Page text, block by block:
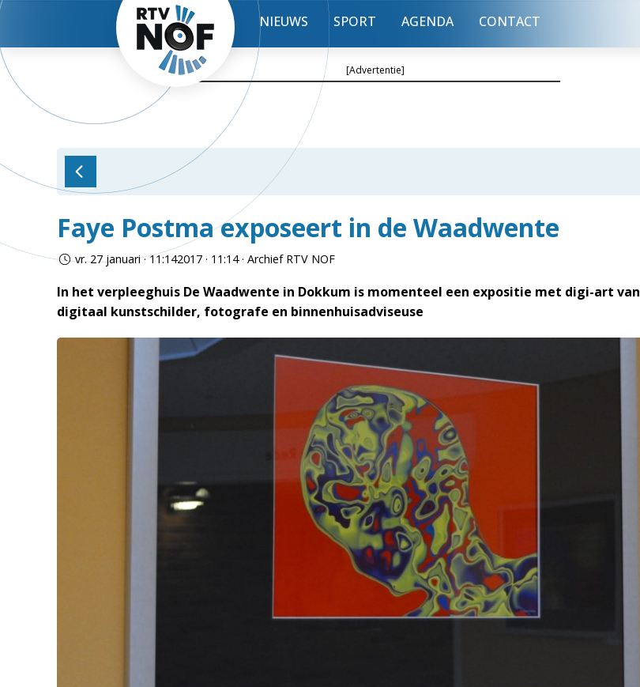
NIEUWS SPORT AGENDA CONTACT
[Advertentie]
Faye Postma exposeert in de Waadwente
vr. 27 januari · 11:142017 · 11:14 · Archief RTV NOF
In het verpleeghuis De Waadwente in Dokkum is momenteel een expositie met digi-art van
digitaal kunstschilder, fotografe en binnenhuisadviseuse